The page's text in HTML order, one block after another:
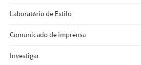
Laboratório de Estilo
Comunicado de imprensa
Investigar